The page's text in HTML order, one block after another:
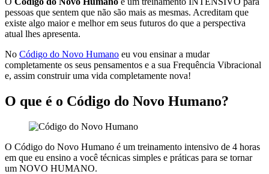
pessoas que sentem que não são mais as mesmas. Acreditam que
existe algo maior e melhor em seus futuros do que a perspectiva
atual lhes apresenta.
No Código do Novo Humano eu vou ensinar a mudar
completamente os seus pensamentos e a sua Frequência Vibracional
e, assim construir uma vida completamente nova!
O que é o Código do Novo Humano?
O Código do Novo Humano é um treinamento intensivo de 4 horas
em que eu ensino a você técnicas simples e práticas para se tornar
um NOVO HUMANO.